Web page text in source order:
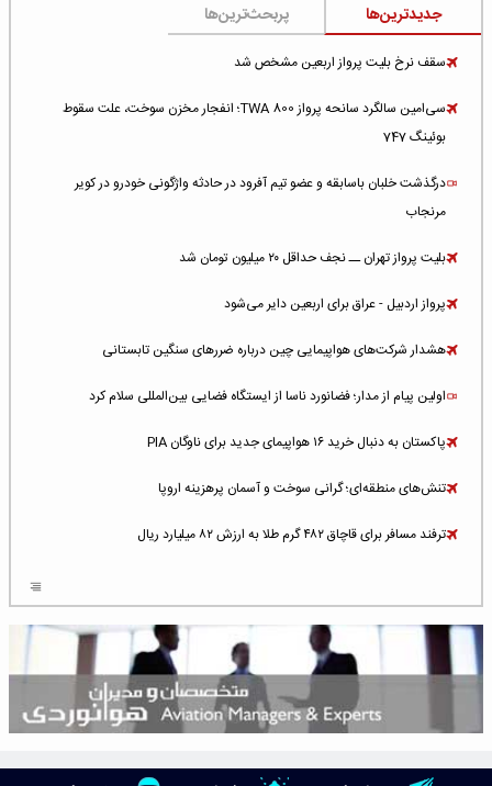
جدیدترین‌ها پربحث‌ترین‌ها
سقف نرخ بلیت پرواز اربعین مشخص شد
سی‌امین سالگرد سانحه پرواز TWA 800؛ انفجار مخزن سوخت، علت سقوط
بوئینگ 747
درگذشت خلبان باسابقه و عضو تیم آفرود در حادثه واژگونی خودرو در کویر
مرنجاب
بلیت پرواز تهران ــ نجف حداقل ۲۰ میلیون تومان شد
پرواز اردبیل - عراق برای اربعین دایر می‌شود
هشدار شرکت‌های هواپیمایی چین درباره ضررهای سنگین تابستانی
اولین پیام از مدار؛ فضانورد ناسا از ایستگاه فضایی بین‌المللی سلام کرد
پاکستان به دنبال خرید ۱۶ هواپیمای جدید برای ناوگان PIA
تنش‌های منطقه‌ای؛ گرانی سوخت و آسمان پرهزینه اروپا
ترفند مسافر برای قاچاق ۴۸۲ گرم طلا به ارزش ۸۲ میلیارد ریال
شلوغ‌ترین فرودگاه‌های اروپا در ۲۰۲۵: لندن، استانبول و پاریس
پخش زنده پرواز سیزدهم موشک استارشیپ اسپیس‌ایکس [جمعه ساعت ۰۱:۴۵]
هوش مصنوعی وارد تعمیر و بازرسی موتورهای هواپیما شد